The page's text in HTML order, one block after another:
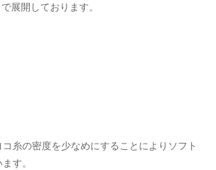
展開しております。
糸の密度を少なめにすることによりソフト
す。